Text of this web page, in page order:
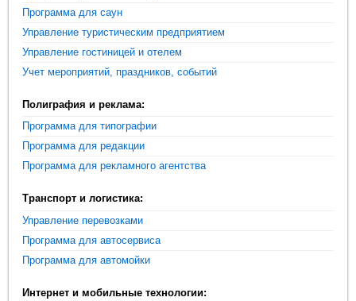
Программа для саун
Управление туристическим предприятием
Управление гостиницей и отелем
Учет мероприятий, праздников, событий
Полиграфия и реклама:
Программа для типографии
Программа для редакции
Программа для рекламного агентства
Транспорт и логистика:
Управление перевозками
Программа для автосервиса
Программа для автомойки
Интернет и мобильные технологии: